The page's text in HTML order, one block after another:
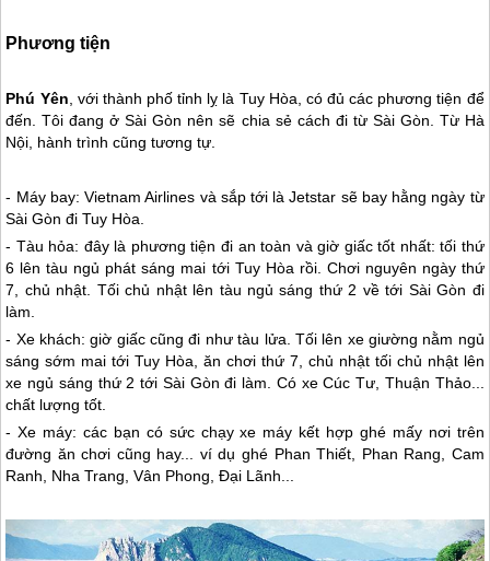
Phương tiện
Phú Yên, với thành phố tỉnh lỵ là Tuy Hòa, có đủ các phương tiện để
đến. Tôi đang ở Sài Gòn nên sẽ chia sẻ cách đi từ Sài Gòn. Từ Hà
Nội, hành trình cũng tương tự.
- Máy bay: Vietnam Airlines và sắp tới là Jetstar sẽ bay hằng ngày từ
Sài Gòn đi Tuy Hòa.
- Tàu hỏa: đây là phương tiện đi an toàn và giờ giấc tốt nhất: tối thứ
6 lên tàu ngủ phát sáng mai tới Tuy Hòa rồi. Chơi nguyên ngày thứ
7, chủ nhật. Tối chủ nhật lên tàu ngủ sáng thứ 2 về tới Sài Gòn đi
làm.
- Xe khách: giờ giấc cũng đi như tàu lửa. Tối lên xe giường nằm ngủ
sáng sớm mai tới Tuy Hòa, ăn chơi thứ 7, chủ nhật tối chủ nhật lên
xe ngủ sáng thứ 2 tới Sài Gòn đi làm. Có xe Cúc Tư, Thuận Thảo...
chất lượng tốt.
- Xe máy: các bạn có sức chạy xe máy kết hợp ghé mấy nơi trên
đường ăn chơi cũng hay... ví dụ ghé Phan Thiết, Phan Rang, Cam
Ranh, Nha Trang, Vân Phong, Đại Lãnh...